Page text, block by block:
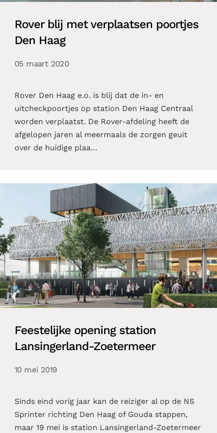
Rover blij met verplaatsen poortjes
Den Haag
05 maart 2020
Rover Den Haag e.o. is blij dat de in- en
uitcheckpoortjes op station Den Haag Centraal
worden verplaatst. De Rover-afdeling heeft de
afgelopen jaren al meermaals de zorgen geuit
over de huidige plaa…
Feestelijke opening station
Lansingerland-Zoetermeer
10 mei 2019
Sinds eind vorig jaar kan de reiziger al op de NS
Sprinter richting Den Haag of Gouda stappen,
maar 19 mei is station Lansingerland-Zoetermeer